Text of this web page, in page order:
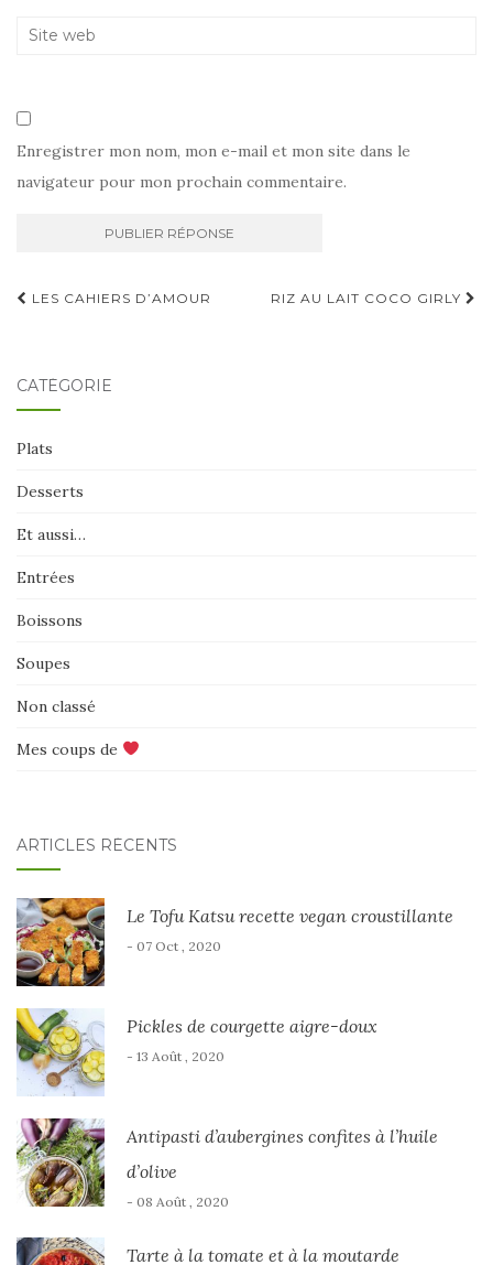
Enregistrer mon nom, mon e-mail et mon site dans le
navigateur pour mon prochain commentaire.
Navigation
LES CAHIERS D’AMOUR RIZ AU LAIT COCO GIRLY
CATÉGORIE
Plats
Desserts
Et aussi…
Entrées
Boissons
Soupes
Non classé
Mes coups de
ARTICLES RÉCENTS
Le Tofu Katsu recette vegan croustillante
- 07 Oct , 2020
Pickles de courgette aigre-doux
- 13 Août , 2020
Antipasti d’aubergines confites à l’huile
d’olive
- 08 Août , 2020
Tarte à la tomate et à la moutarde